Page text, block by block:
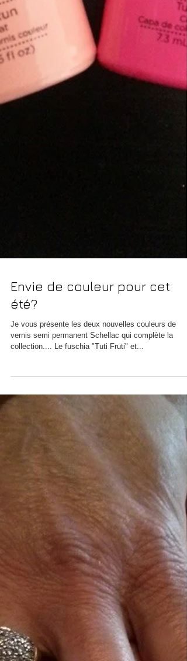
Envie de couleur pour cet
été?
Je vous présente les deux nouvelles couleurs de